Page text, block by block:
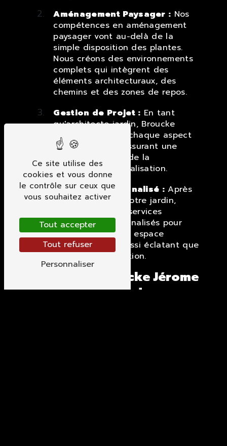
Aménagement Paysager : Nos
compétences en aménagement
paysager vont au-delà de la
simple disposition des plantes.
Nous créons des environnements
complets qui intègrent des
éléments architecturaux, des
chemins et des zones de repos.
Gestion de Projet : En tant
qu'architecte jardin, Broucke
Jérome supervise chaque aspect
de votre projet, assurant une
exécution fluide, de la
conception à la réalisation.
Entretien Personnalisé : Après
la réalisation de votre jardin,
nous offrons des services
d'entretien personnalisés pour
garantir que votre espace
extérieur reste aussi éclatant que
le jour de sa création.
Contactez Broucke Jérome
pour Sublimer Votre
Ce site utilise des
cookies et vous donne
le contrôle sur ceux que
vous souhaitez activer
Tout accepter
Tout refuser
Personnaliser